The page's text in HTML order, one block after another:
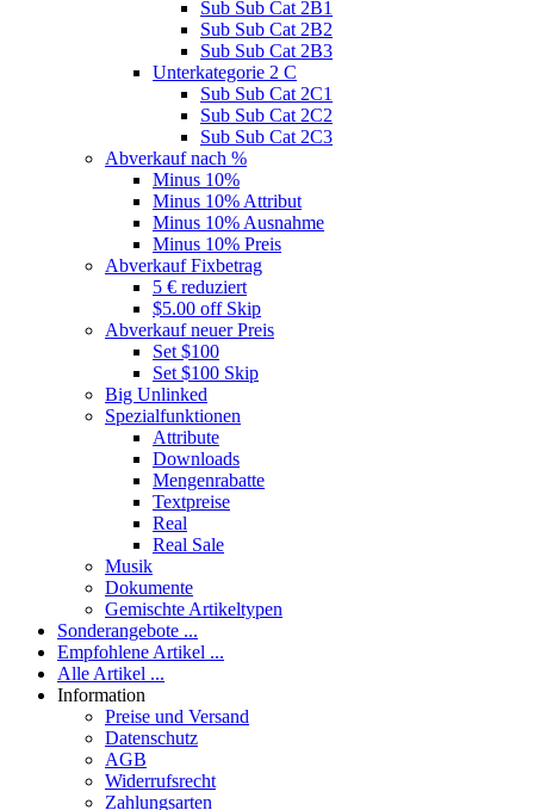
Sub Sub Cat 2B1
Sub Sub Cat 2B2
Sub Sub Cat 2B3
Unterkategorie 2 C
Sub Sub Cat 2C1
Sub Sub Cat 2C2
Sub Sub Cat 2C3
Abverkauf nach %
Minus 10%
Minus 10% Attribut
Minus 10% Ausnahme
Minus 10% Preis
Abverkauf Fixbetrag
5 € reduziert
$5.00 off Skip
Abverkauf neuer Preis
Set $100
Set $100 Skip
Big Unlinked
Spezialfunktionen
Attribute
Downloads
Mengenrabatte
Textpreise
Real
Real Sale
Musik
Dokumente
Gemischte Artikeltypen
Sonderangebote ...
Empfohlene Artikel ...
Alle Artikel ...
Information
Preise und Versand
Datenschutz
AGB
Widerrufsrecht
Zahlungsarten